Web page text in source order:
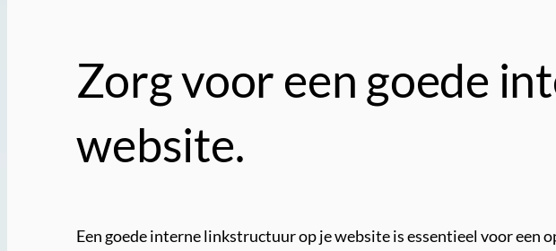
Zorg voor een goede
website.
Een goede interne linkstructuur op je website is essentieel voor